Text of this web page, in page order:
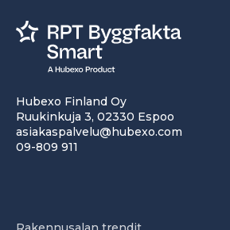
Hubexo Finland Oy
Ruukinkuja 3, 02330 Espoo
asiakaspalvelu@hubexo.com
09-809 911